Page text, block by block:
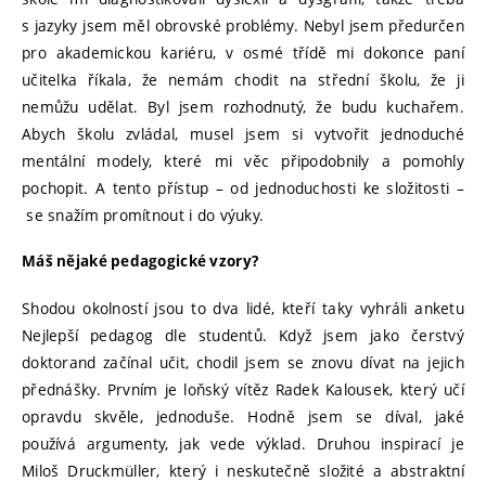
s jazyky jsem měl obrovské problémy. Nebyl jsem předurčen
pro akademickou kariéru, v osmé třídě mi dokonce paní
učitelka říkala, že nemám chodit na střední školu, že ji
nemůžu udělat. Byl jsem rozhodnutý, že budu kuchařem.
Abych školu zvládal, musel jsem si vytvořit jednoduché
mentální modely, které mi věc připodobnily a pomohly
pochopit. A tento přístup – od jednoduchosti ke složitosti –
se snažím promítnout i do výuky.
Máš nějaké pedagogické vzory?
Shodou okolností jsou to dva lidé, kteří taky vyhráli anketu
Nejlepší pedagog dle studentů. Když jsem jako čerstvý
doktorand začínal učit, chodil jsem se znovu dívat na jejich
přednášky. Prvním je loňský vítěz Radek Kalousek, který učí
opravdu skvěle, jednoduše. Hodně jsem se díval, jaké
používá argumenty, jak vede výklad. Druhou inspirací je
Miloš Druckmüller, který i neskutečně složité a abstraktní